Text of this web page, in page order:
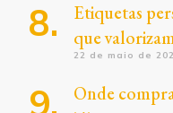
Etiquetas
que
22 de maio de
Onde